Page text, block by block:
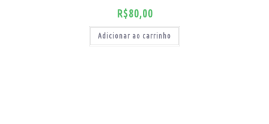
R$80,00
Adicionar ao carrinho